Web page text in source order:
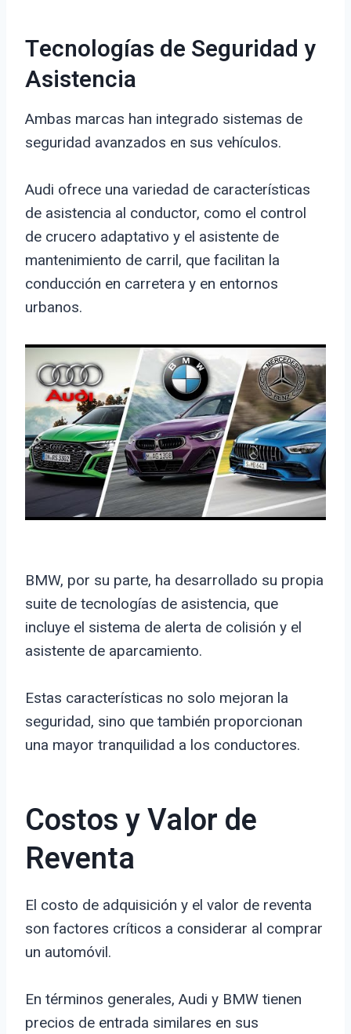
Tecnologías de Seguridad y
Asistencia
Ambas marcas han integrado sistemas de
seguridad avanzados en sus vehículos.
Audi ofrece una variedad de características
de asistencia al conductor, como el control
de crucero adaptativo y el asistente de
mantenimiento de carril, que facilitan la
conducción en carretera y en entornos
urbanos.
BMW, por su parte, ha desarrollado su propia
suite de tecnologías de asistencia, que
incluye el sistema de alerta de colisión y el
asistente de aparcamiento.
Estas características no solo mejoran la
seguridad, sino que también proporcionan
una mayor tranquilidad a los conductores.
Costos y Valor de
Reventa
El costo de adquisición y el valor de reventa
son factores críticos a considerar al comprar
un automóvil.
En términos generales, Audi y BMW tienen
precios de entrada similares en sus